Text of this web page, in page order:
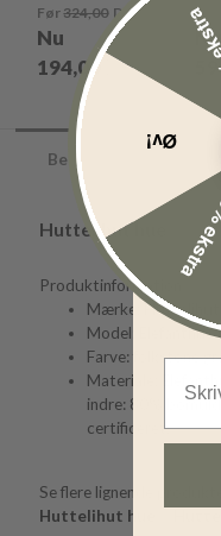
Før 324,00DKK
Nu
194,00 DKK
Før
Nu
Beskrivelse
Huttelihut hue
Produktinformation
Mærke: Huttelihut
Model: Elefanthue
Farve: folkstone
Materiale:
indre: 80%
certificeret.
Se flere lignende
Huttelihut hue
Øv!